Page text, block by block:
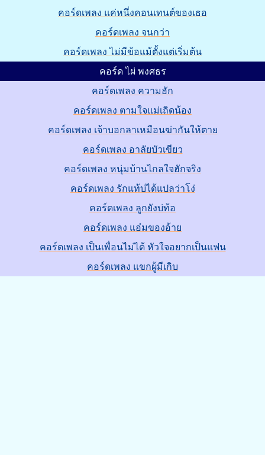
คอร์ดเพลง แค่หนึ่งคอนเทนต์ของเธอ
คอร์ดเพลง จนกว่า
คอร์ดเพลง ไม่มีข้อแม้ตั้งแต่เริ่มต้น
คอร์ด ไผ่ พงศธร
คอร์ดเพลง ความฮัก
คอร์ดเพลง ตามใจแม่เถิดน้อง
คอร์ดเพลง เจ้าบอกลาเหมือนฆ่ากันให้ตาย
คอร์ดเพลง อาลัยบัวเขียว
คอร์ดเพลง หนุ่มบ้านไกลใจฮักจริง
คอร์ดเพลง รักแท้บ่ได้แปลว่าโง่
คอร์ดเพลง ลูกยังบ่ท้อ
คอร์ดเพลง แอ๋มของอ้าย
คอร์ดเพลง เป็นเพื่อนไม่ได้ หัวใจอยากเป็นแฟน
คอร์ดเพลง แขกผู้มีเกิบ